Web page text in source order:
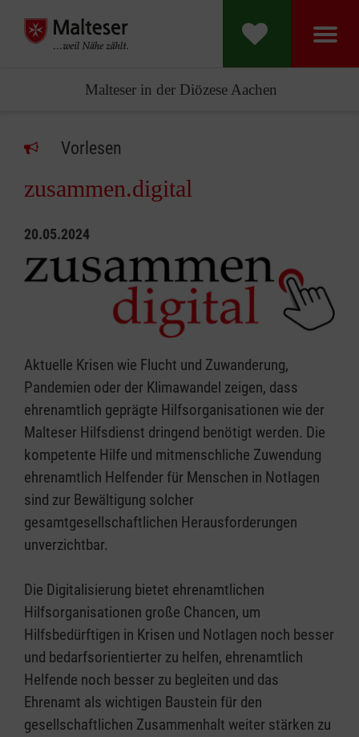
Malteser in der Diözese Aachen
Vorlesen
zusammen.digital
20.05.2024
Aktuelle Krisen wie Flucht und Zuwanderung,
Pandemien oder der Klimawandel zeigen, dass
ehrenamtlich geprägte Hilfsorganisationen wie der
Malteser Hilfsdienst dringend benötigt werden. Die
kompetente Hilfe und mitmenschliche Zuwendung
ehrenamtlich Helfender für Menschen in Notlagen
sind zur Bewältigung solcher
gesamtgesellschaftlichen Herausforderungen
unverzichtbar.
Die Digitalisierung bietet ehrenamtlichen
Hilfsorganisationen große Chancen, um
Hilfsbedürftigen in Krisen und Notlagen noch besser
und bedarfsorientierter zu helfen, ehrenamtlich
Helfende noch besser zu begleiten und das
Ehrenamt als wichtigen Baustein für den
gesellschaftlichen Zusammenhalt weiter stärken zu